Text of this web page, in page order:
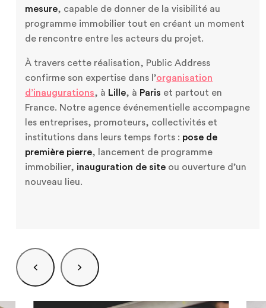
Notre agence
Nos expertises
mesure, capable de donner de la visibilité au
programme immobilier tout en créant un moment
de rencontre entre les acteurs du projet.
À travers cette réalisation, Public Address
confirme son expertise dans l’organisation
d’inaugurations, à Lille, à Paris et partout en
France. Notre agence événementielle accompagne
les entreprises, promoteurs, collectivités et
institutions dans leurs temps forts : pose de
première pierre, lancement de programme
immobilier, inauguration de site ou ouverture d’un
nouveau lieu.